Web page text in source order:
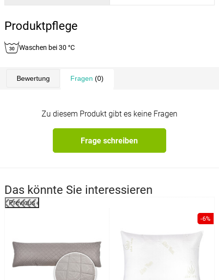
Produktpflege
Waschen bei 30 °C
Bewertung Fragen (0)
Zu diesem Produkt gibt es keine Fragen
Frage schreiben
Das könnte Sie interessieren
Previous
-6%